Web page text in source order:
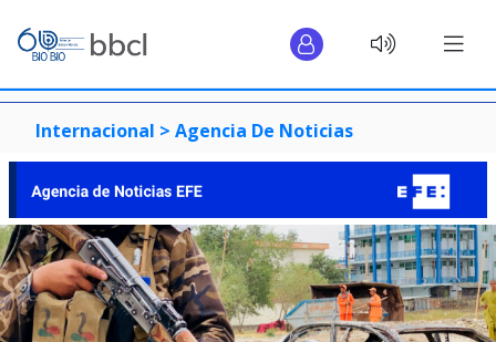
Internacional > Agencia De Noticias